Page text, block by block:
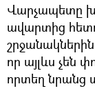
Վարչապետը
ավարտից
որ այլևս չեն
որտեղ նրանց